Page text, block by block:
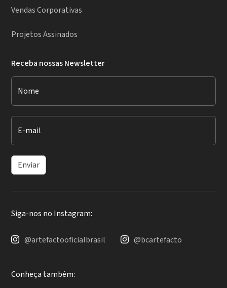
Vendas Corporativas
Projetos Assinados
Receba nossas Newsletter
Nome
E-mail
Enviar
Siga-nos no Instagram:
@artefactooficialbrasil @bcartefacto
Conheça também: